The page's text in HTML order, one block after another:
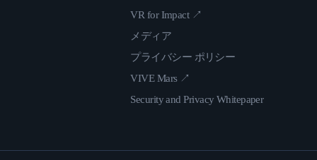
VR for Impact ↗
メディア
プライバシー ポリシー
VIVE Mars ↗
Security and Privacy Whitepaper